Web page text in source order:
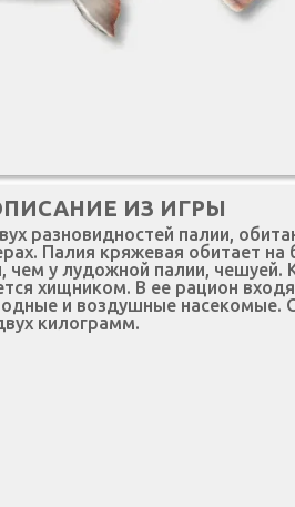
разновидностей палии,
Палия кряжевая обитает на
чем у лудожной палии, чешуей.
хищником. В ее рацион
и воздушные насекомые.
килограмм.
ИЗ ИГРЫ